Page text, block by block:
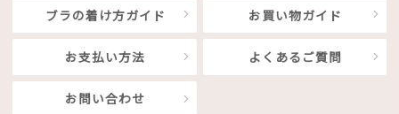
ブラの着け方ガイド お買い物ガイド
お支払い方法 よくあるご質問
お問い合わせ